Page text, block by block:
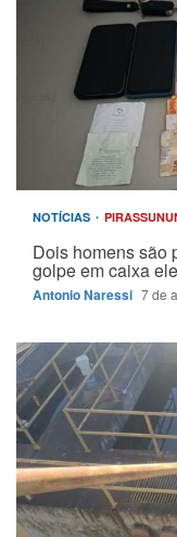
NOTÍCIAS
Dois homens são
golpe em caixa
Antonio Naressi 7 de